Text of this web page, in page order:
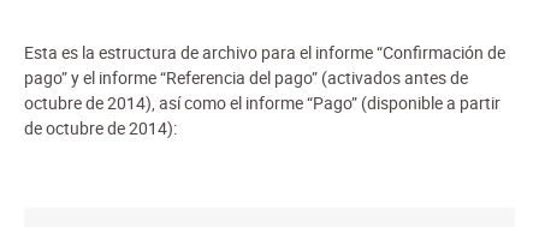
Esta es la estructura de archivo para el informe “Confirmación de
pago” y el informe “Referencia del pago” (activados antes de
octubre de 2014), así como el informe “Pago” (disponible a partir
de octubre de 2014):